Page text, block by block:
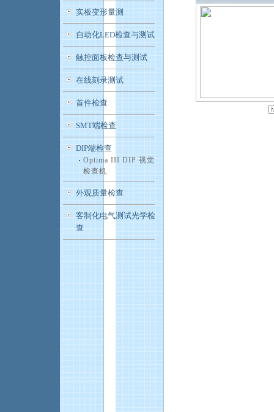
实板变形量测
自动化LED检查与测试
触控面板检查与测试
在线刻录测试
首件检查
SMT端检查
DIP端检查
Optima III DIP 视觉
检查机
外观质量检查
客制化电气测试光学检
查